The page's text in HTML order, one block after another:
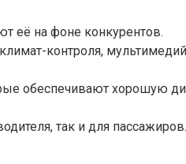
её на фоне конкурентов.
контроля,
обеспечивают хорошую
так и для